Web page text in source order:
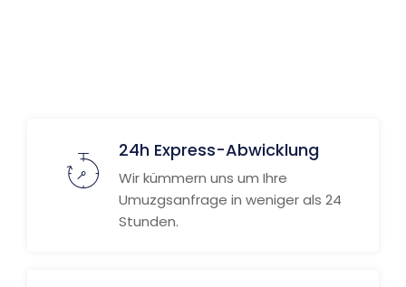
24h Express-Abwicklung
Wir kümmern uns um Ihre
Umuzgsanfrage in weniger als 24
Stunden.